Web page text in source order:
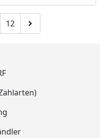
ändern
Zu Seite 12
12 Zur nächsten Seite